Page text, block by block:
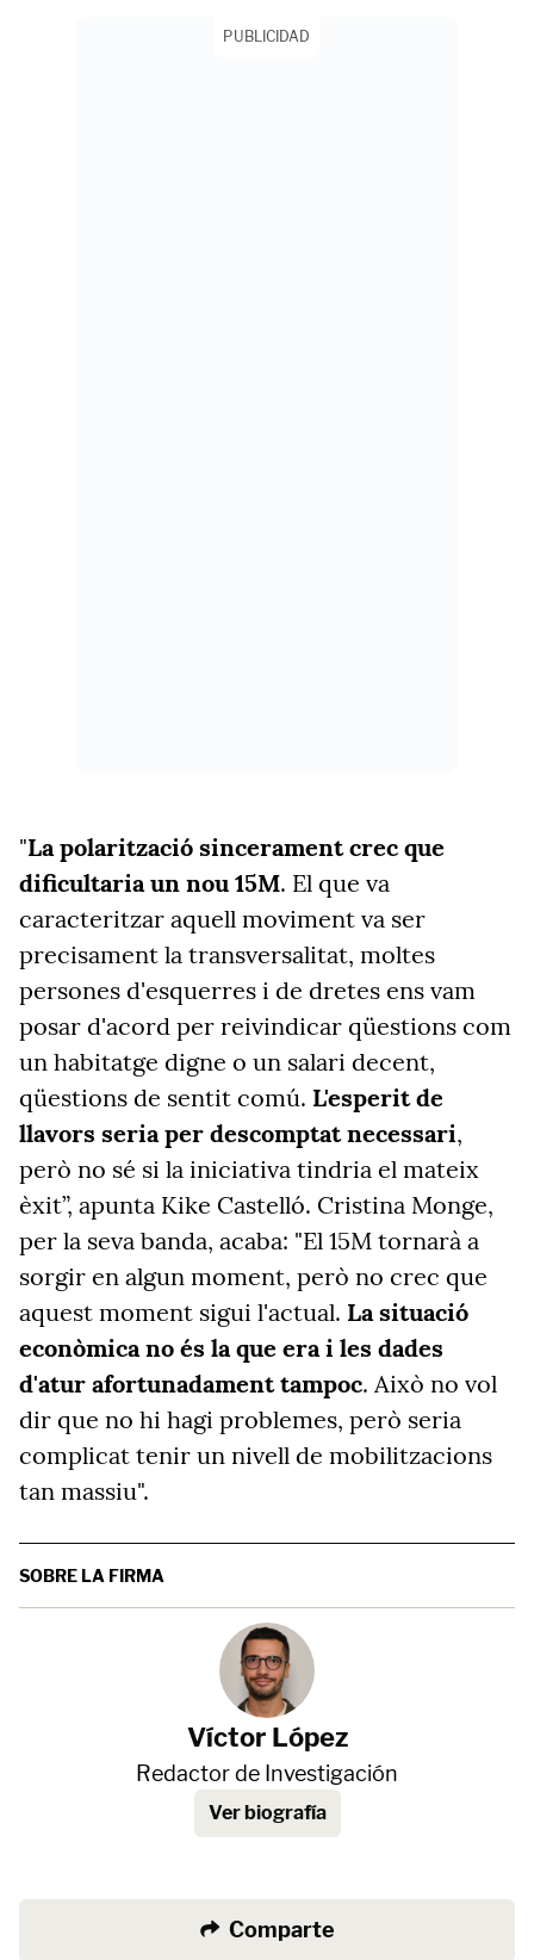
PUBLICIDAD
"La polarització sincerament crec que
dificultaria un nou 15M. El que va
caracteritzar aquell moviment va ser
precisament la transversalitat, moltes
persones d'esquerres i de dretes ens vam
posar d'acord per reivindicar qüestions com
un habitatge digne o un salari decent,
qüestions de sentit comú. L'esperit de
llavors seria per descomptat necessari,
però no sé si la iniciativa tindria el mateix
èxit”, apunta Kike Castelló. Cristina Monge,
per la seva banda, acaba: "El 15M tornarà a
sorgir en algun moment, però no crec que
aquest moment sigui l'actual. La situació
econòmica no és la que era i les dades
d'atur afortunadament tampoc. Això no vol
dir que no hi hagi problemes, però seria
complicat tenir un nivell de mobilitzacions
tan massiu".
SOBRE LA FIRMA
Víctor López
Redactor de Investigación
Ver biografía
Comparte